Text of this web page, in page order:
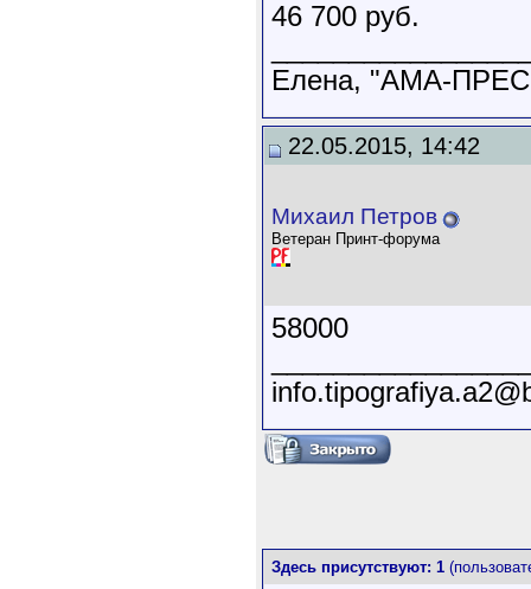
46 700 руб.
Елена, "АМА-
22.05.2015, 14:42
Михаил Петров
Ветеран Принт-форума
58000
Здесь присутствуют: 1